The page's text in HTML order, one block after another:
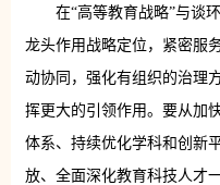
在“高等教育战略”与谈
龙头作用战略定位，紧密服
动协同，强化有组织的治理
挥更大的引领作用。要从加
体系、持续优化学科和创新
放、全面深化教育科技人才